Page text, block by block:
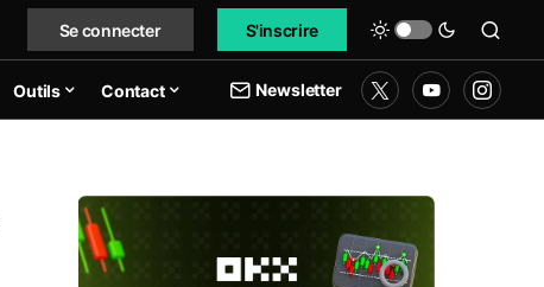
Se connecter S'inscrire
Outils Contact Newsletter